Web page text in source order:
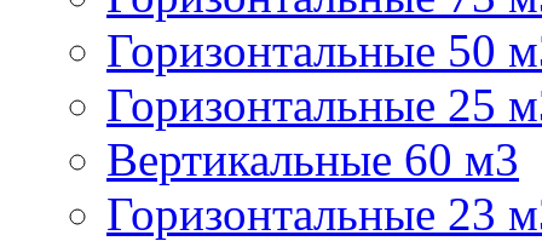
Горизонтальные 50
Горизонтальные 25
Вертикальные 60 м3
Горизонтальные 23